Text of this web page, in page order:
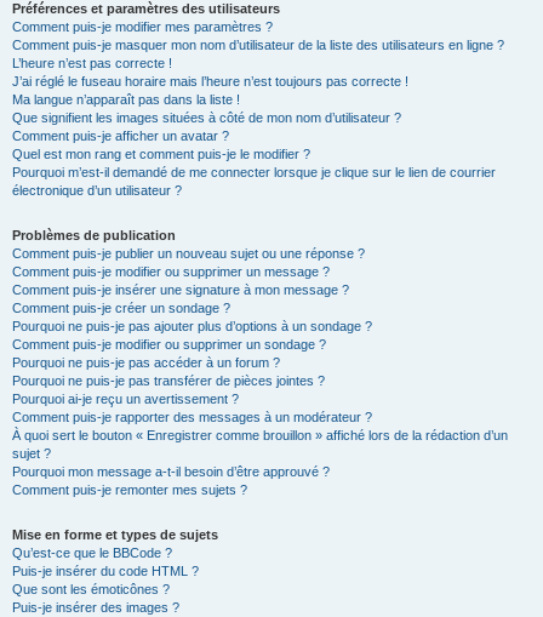
Préférences et paramètres des utilisateurs
Comment puis-je modifier mes paramètres ?
Comment puis-je masquer mon nom d’utilisateur de la liste des utilisateurs en ligne ?
L’heure n’est pas correcte !
J’ai réglé le fuseau horaire mais l’heure n’est toujours pas correcte !
Ma langue n’apparaît pas dans la liste !
Que signifient les images situées à côté de mon nom d’utilisateur ?
Comment puis-je afficher un avatar ?
Quel est mon rang et comment puis-je le modifier ?
Pourquoi m’est-il demandé de me connecter lorsque je clique sur le lien de courrier
électronique d’un utilisateur ?
Problèmes de publication
Comment puis-je publier un nouveau sujet ou une réponse ?
Comment puis-je modifier ou supprimer un message ?
Comment puis-je insérer une signature à mon message ?
Comment puis-je créer un sondage ?
Pourquoi ne puis-je pas ajouter plus d’options à un sondage ?
Comment puis-je modifier ou supprimer un sondage ?
Pourquoi ne puis-je pas accéder à un forum ?
Pourquoi ne puis-je pas transférer de pièces jointes ?
Pourquoi ai-je reçu un avertissement ?
Comment puis-je rapporter des messages à un modérateur ?
À quoi sert le bouton « Enregistrer comme brouillon » affiché lors de la rédaction d’un
sujet ?
Pourquoi mon message a-t-il besoin d’être approuvé ?
Comment puis-je remonter mes sujets ?
Mise en forme et types de sujets
Qu’est-ce que le BBCode ?
Puis-je insérer du code HTML ?
Que sont les émoticônes ?
Puis-je insérer des images ?